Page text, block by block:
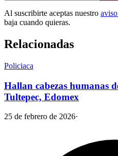
Al suscribirte aceptas nuestro
baja cuando quieras.
Relacionadas
Policiaca
Hallan cabezas humanas
Tultepec, Edomex
25 de febrero de 2026·